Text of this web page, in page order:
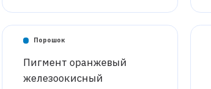
Порошок
Пигмент оранжевый
железоокисный